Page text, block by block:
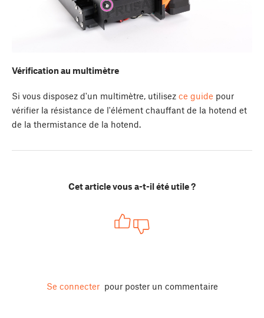
Vérification au multimètre
Si vous disposez d'un multimètre, utilisez ce guide pour
vérifier la résistance de l'élément chauffant de la hotend et
de la thermistance de la hotend.
Cet article vous a-t-il été utile ?
Se connecter pour poster un commentaire